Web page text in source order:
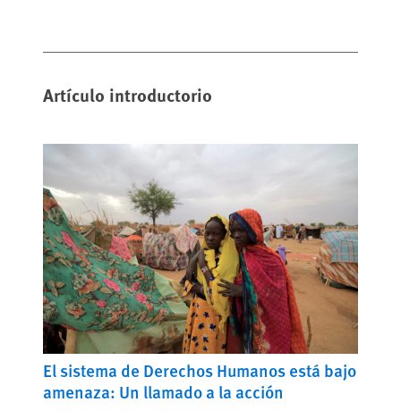
Artículo introductorio
El sistema de Derechos Humanos está bajo
amenaza: Un llamado a la acción